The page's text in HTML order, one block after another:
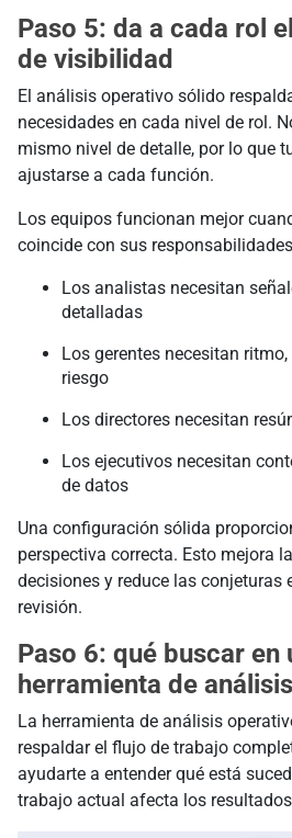
Paso 5: da a cada rol
de visibilidad
El análisis operativo sólido
necesidades en cada nivel de rol.
mismo nivel de detalle, por lo que
ajustarse a cada función.
Los equipos funcionan mejor
coincide con sus
Los analistas necesitan
detalladas
Los gerentes necesitan
riesgo
Los directores necesitan
Los ejecutivos necesitan
de datos
Una configuración sólida
perspectiva correcta. Esto mejora
decisiones y reduce las conjeturas
revisión.
Paso 6: qué buscar en
herramienta de
La herramienta de análisis
respaldar el flujo de trabajo
ayudarte a entender qué está
trabajo actual afecta los